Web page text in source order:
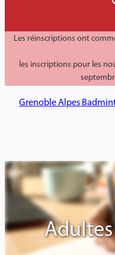
Les réinscriptions ont
les inscriptions pour les
Grenoble Alpes